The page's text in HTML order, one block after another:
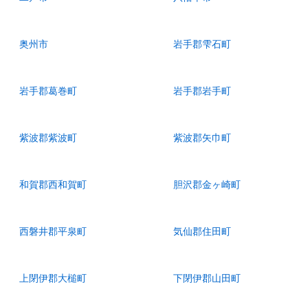
奥州市 岩手郡雫石町
岩手郡葛巻町 岩手郡岩手町
紫波郡紫波町 紫波郡矢巾町
和賀郡西和賀町 胆沢郡金ヶ崎町
西磐井郡平泉町 気仙郡住田町
上閉伊郡大槌町 下閉伊郡山田町